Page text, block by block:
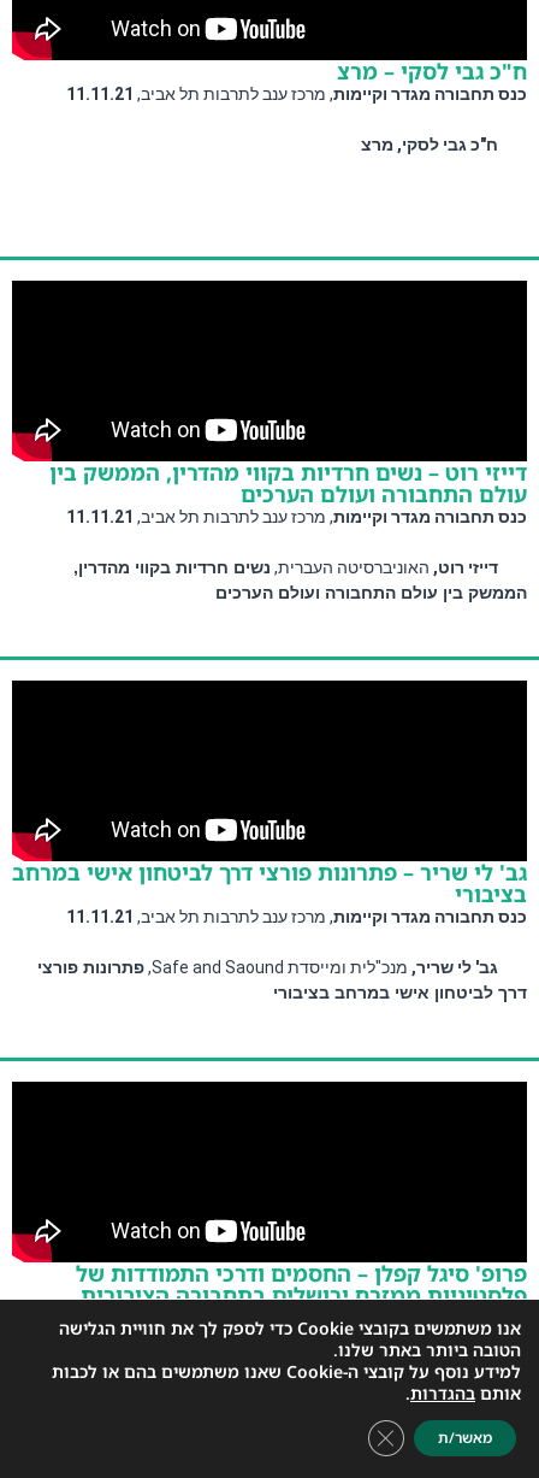
ח"כ גבי לסקי – מרצ
כנס תחבורה מגדר וקיימות, מרכז ענב לתרבות תל אביב, 11.11.21
ח"כ גבי לסקי, מרצ
דייזי רוט – נשים חרדיות בקווי מהדרין, הממשק בין
עולם התחבורה ועולם הערכים
כנס תחבורה מגדר וקיימות, מרכז ענב לתרבות תל אביב, 11.11.21
דייזי רוט, האוניברסיטה העברית, נשים חרדיות בקווי מהדרין,
הממשק בין עולם התחבורה ועולם הערכים
גב' לי שריר – פתרונות פורצי דרך לביטחון אישי במרחב
בציבורי
כנס תחבורה מגדר וקיימות, מרכז ענב לתרבות תל אביב, 11.11.21
גב' לי שריר, מנכ"לית ומייסדת Safe and Saound,
פתרונות פורצי
דרך לביטחון אישי במרחב בציבורי
פרופ' סיגל קפלן – החסמים ודרכי התמודדות של
פלסטיניות ממזרח ירושלים בתחבורה הציבורית
כנס תחבורה מגדר וקיימות, מרכז ענב לתרבות תל אביב, 11.11.21
פרופ' סיגל קפלן,
אנו משתמשים בקובצי Cookie כדי לספק לך את חוויית הגלישה
הטובה ביותר באתר שלנו.
למידע נוסף על קובצי ה-Cookie שאנו משתמשים בהם או לכבות
אותם בהגדרות.
מאשר/ת Close GDPR Cookie Banner